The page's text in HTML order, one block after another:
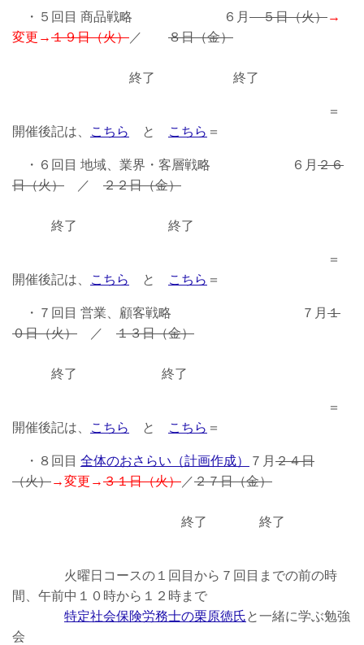
・５回目 商品戦略 ６月 ５日（火）→
変更→１９日（火）／ ８日（金）
終了 終了
＝
開催後記は、
こちら と こちら ＝
・６回目 地域、業界・客層戦略 ６月 ２６
日（火） ／ ２２日（金）
終了 終了
＝
開催後記は、
こちら と こちら ＝
・７回目 営業、顧客戦略 ７月 １
０日（火） ／ １３日（金）
終了 終了
＝
開催後記は、
こちら と こちら ＝
・８回目 全体のおさらい（計画作成） ７月 ２４日
（火）→変更→３１日（火）／２７日（金）
終了 終了
火曜日コースの１回目から７回目までの前の時
間、午前中１０時から１２時まで
特定社会保険労務士の栗原徳氏と一緒に学ぶ勉強
会